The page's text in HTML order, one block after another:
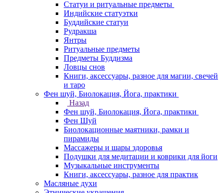
Статуи и ритуальные предметы
Индийские статуэтки
Буддийские статуи
Рудракша
Янтры
Ритуальные предметы
Предметы Буддизма
Ловцы снов
Книги, аксессуары, разное для магии, свечей
и таро
Фен шуй, Биолокация, Йога, практики
Назад
Фен шуй, Биолокация, Йога, практики
Фен Шуй
Биолокационные маятники, рамки и
пирамиды
Массажеры и шары здоровья
Подушки для медитации и коврики для йоги
Музыкальные инструменты
Книги, аксессуары, разное для практик
Масляные духи